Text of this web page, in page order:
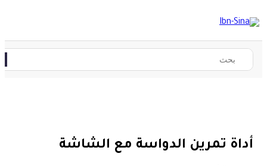
أداة تمرين الدواسة مع الشاشة